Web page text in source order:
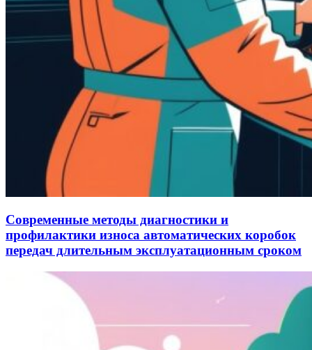
Современные методы диагностики и
профилактики износа автоматических коробок
передач длительным эксплуатационным сроком